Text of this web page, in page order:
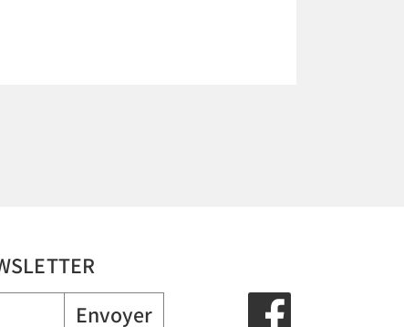
Envoyer